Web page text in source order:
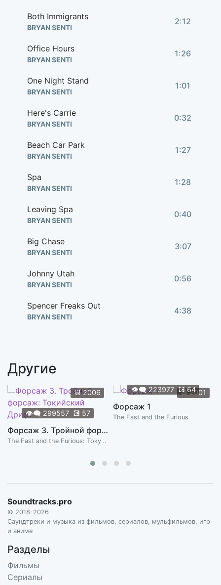
Both Immigrants
BRYAN SENTI
2:12
Office Hours
BRYAN SENTI
1:26
One Night Stand
BRYAN SENTI
1:01
Here's Carrie
BRYAN SENTI
0:32
Beach Car Park
BRYAN SENTI
1:27
Spa
BRYAN SENTI
1:28
Leaving Spa
BRYAN SENTI
0:40
Big Chase
BRYAN SENTI
3:07
Johnny Utah
BRYAN SENTI
0:56
Spencer Freaks Out
BRYAN SENTI
4:38
Tangled Web
The Bear
BRYAN SENTI
Другие
📆2006
👁️‍🗨️ 299557 💽 57
Форсаж 3. Тройной форсаж: Токийский Дрифт
The Fast and the Furious: Tokyo Drift
📆2001
👁️‍🗨️223977 💽64
Форсаж 1
The Fast and the Furious
Soundtracks.pro
© 2018-2026
Саундтреки и музыка из фильмов, сериалов, мульфильмов, игр
и аниме
Разделы
Фильмы
Сериалы